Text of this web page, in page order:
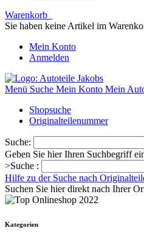
Warenkorb
Sie haben keine Artikel im
Mein Konto
Anmelden
Menü Suche Mein Konto Mein
Shopsuche
Originalteilenummer
Suche:
Geben Sie hier Ihren Suchbegriff
>Suche :
Hilfe zu der Suche nach
Suchen Sie hier direkt nach Ihrer
Kategorien